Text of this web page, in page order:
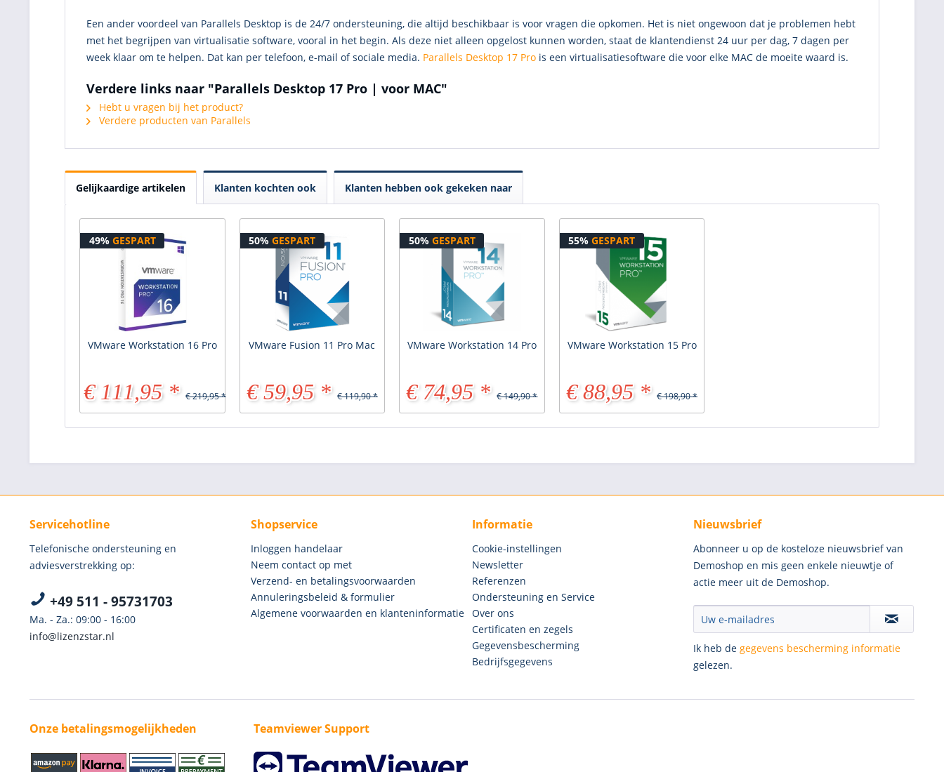
Een ander voordeel van Parallels Desktop is de 24/7 ondersteuning, die altijd beschikbaar is voor vragen die opkomen. Het is niet ongewoon dat je problemen hebt
met het begrijpen van virtualisatie software, vooral in het begin. Als deze niet alleen opgelost kunnen worden, staat de klantendienst 24 uur per dag, 7 dagen per
week klaar om te helpen. Dat kan per telefoon, e-mail of sociale media. Parallels Desktop 17 Pro is een virtualisatiesoftware die voor elke MAC de moeite waard is.
Verdere links naar "Parallels Desktop 17 Pro | voor MAC"
Hebt u vragen bij het product?
Verdere producten van Parallels
Gelijkaardige artikelen Klanten kochten ook Klanten hebben ook gekeken naar
49% GESPART
VMware Workstation 16 Pro
€ 111,95 * € 219,95 *
50%GESPART
VMware Fusion 11 Pro Mac
€ 59,95 * € 119,90 *
50% GESPART
VMware Workstation 14 Pro
€ 74,95 * € 149,90 *
55%GESPART
VMware Workstation 15 Pro
€ 88,95 * € 198,90 *
Servicehotline
Telefonische ondersteuning en
adviesverstrekking op:
+49 511 - 95731703
Ma. - Za.: 09:00 - 16:00
info@lizenzstar.nl
Shopservice
Inloggen handelaar
Neem contact op met
Verzend- en betalingsvoorwaarden
Annuleringsbeleid & formulier
Algemene voorwaarden en klanteninformatie
Informatie
Cookie-instellingen
Newsletter
Referenzen
Ondersteuning en Service
Over ons
Certificaten en zegels
Gegevensbescherming
Bedrijfsgegevens
Nieuwsbrief
Abonneer u op de kosteloze nieuwsbrief van
Demoshop en mis geen enkele nieuwtje of
actie meer uit de Demoshop.
Ik heb de gegevens bescherming informatie
gelezen.
Onze betalingsmogelijkheden Teamviewer Support